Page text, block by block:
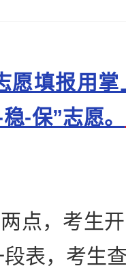
愿填报用
-保”志愿。
，考生开
表，考生